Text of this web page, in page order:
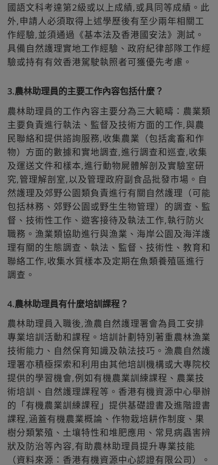
國語文科考達第2級或以上成績,或具同等成績。此
外,申請人必須取得上述學歷後有至少兩年相關工
作經驗,並須通過《基本法及香港國安法》測試。
具備自然護理實地工作經驗、政府紀律部隊工作經
驗或持有有效香港駕駛執照者可獲優先考慮。
3.農林助理員的主要工作內容包括什麼？
農林助理員的工作內容主要分為三大範疇：農業類
主要負責進行執法、監督及技術方面的工作,與農
民聯絡和提供諮詢服務,收集農業（包括禽畜和作
物）方面的數據和實地調查,進行調查和巡查,收集
及運送文件和樣本,進行動物屍體解剖及實驗室研
究,管理解剖室,以及管理政府副食品批發市場。自
然護理及郊野公園類負責進行有關自然護理（可能
包括林務、郊野公園或野生生物管理）的調查、監
督、技術性工作、遊客接待及執法工作,執行防火
職務。漁業類協助進行與漁業、海岸公園及海洋護
理有關的生態調查、執法、監督、技術性、教育和
聯絡工作,收集水質樣本及定期在魚類養殖區進行
調查。
4.農林助理員有什麼培訓課程？
農林助理員入職後,漁農自然護理署會為員工安排
專業培訓活動和課程。培訓計劃特別著重農林漁業
技術能力、自然保育知識及執法技巧。漁農自然護
理署亦積極探索和利用由其他培訓機構或大專院校
提供的學習機會,例如有機農業訓練課程、農業技
術培訓、自然護理課程等。香港有機資源中心舉辦
的「有機農業訓練課程」提供基礎證書及進階證書
課程,涵蓋有機農業概論、作物栽培耕作制度、果
樹分類繁殖、土壤特性和堆肥應用、常見病蟲害辨
狀及防治等內容,有助農林助理員提升專業技能
（資料來源：香港有機資源中心認證有限公司）。